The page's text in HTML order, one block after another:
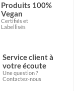
Produits 100%
Vegan
Certifiés et
Labellisés
Service client à
votre écoute
Une question ?
Contactez-nous